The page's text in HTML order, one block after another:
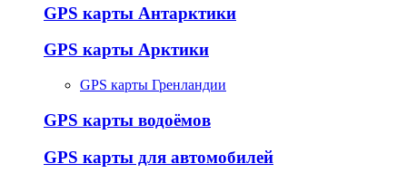
GPS карты Антарктики
GPS карты Арктики
GPS карты Гренландии
GPS карты водоёмов
GPS карты для автомобилей